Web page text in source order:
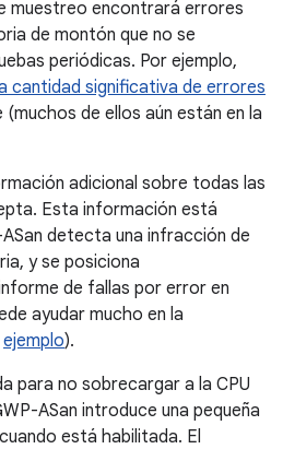
muestreo encontrará errores
de montón que no se
periódicas. Por ejemplo,
cantidad significativa de errores
de ellos aún están en la
adicional sobre todas las
Esta información está
detecta una infracción de
y se posiciona
de fallas por error en
ayudar mucho en la
ejemplo).
para no sobrecargar a la CPU
ASan introduce una pequeña
está habilitada. El